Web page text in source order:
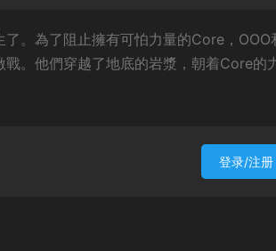
。為了阻止擁有可怕力量的Core，OOO
。他們穿越了地底的岩漿，朝着Core的
登录/注册